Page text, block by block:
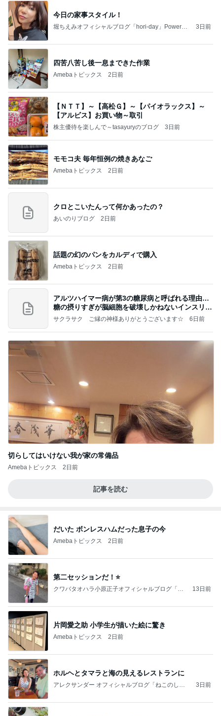
今日の家事スタイル！
堀ちえみオフィシャルブログ「hori-day」Powered
3日前
四苦八苦し後一息まできた作業
Amebaトピックス 2日前
【ＮＴＴ】～【高松Ｇ】～【パイオラックス】～
【アルビス】お買い物～取引
株主優待を楽しんで～tasayuryのブログ 3日前
モモコ夫 毎年恒例の焼きあなご
Amebaトピックス 2日前
クロとこいたんって何かあったの？
あいのりブログ 2日前
話題の幻のパンをカルディで購入
Amebaトピックス 2日前
アルツハイマー病が第3の糖尿病と呼ばれる理由…
糖の摂りすぎが脳細胞を破壊しかねないインスリン
の恐
サクラサク ご縁の神様ありがとうございます☆ 6日前
切らしてはいけない我が家の常備品
Amebaトピックス 2日前
記事を読む
だいた ボンレスハムだった息子の今
Amebaトピックス 2日前
第二セッションだ！⭐️
クワバタオハラ小原正子オフィシャルブログ「女
13日前
片岡愛之助 小学生が描いた絵に驚き
Amebaトピックス 2日前
ホルヘとタマラと海の見えるレストランに
アレクサンダー オフィシャルブログ「ねこのしっ
3日前